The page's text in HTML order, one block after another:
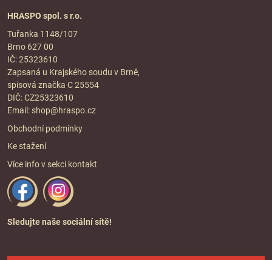
HRASPO spol. s r.o.
Tuřanka 1148/107
Brno 627 00
IČ: 25323610
Zapsaná u Krajského soudu v Brně,
spisová značka C 25554
DIČ: CZ25323610
Email: shop@hraspo.cz
Obchodní podmínky
Ke stažení
Více info v sekci kontakt
Sledujte naše sociální sítě!